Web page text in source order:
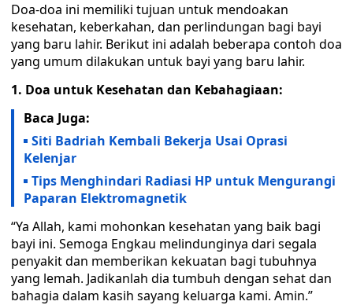
Doa-doa ini memiliki tujuan untuk mendoakan
kesehatan, keberkahan, dan perlindungan bagi bayi
yang baru lahir. Berikut ini adalah beberapa contoh doa
yang umum dilakukan untuk bayi yang baru lahir.
1. Doa untuk Kesehatan dan Kebahagiaan:
Baca Juga:
Siti Badriah Kembali Bekerja Usai Oprasi
Kelenjar
Tips Menghindari Radiasi HP untuk Mengurangi
Paparan Elektromagnetik
“Ya Allah, kami mohonkan kesehatan yang baik bagi
bayi ini. Semoga Engkau melindunginya dari segala
penyakit dan memberikan kekuatan bagi tubuhnya
yang lemah. Jadikanlah dia tumbuh dengan sehat dan
bahagia dalam kasih sayang keluarga kami. Amin.”